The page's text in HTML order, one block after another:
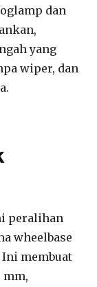
dan
yang
wiper, dan
peralihan
wheelbase
membuat
mm,